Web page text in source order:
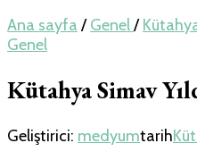
Ana sayfa / Genel/
Genel
Kütahya Simav
Geliştirici: medyumtarih